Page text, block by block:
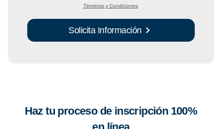
Términos y Condiciones.
Solicita Información
Haz tu proceso de inscripción 100%